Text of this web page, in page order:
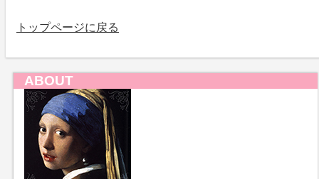
トップページに戻る
ABOUT